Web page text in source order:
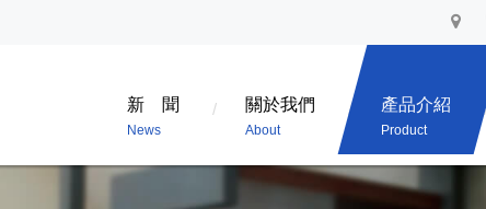
新 聞
News
關於我們
About
產品介紹
Product